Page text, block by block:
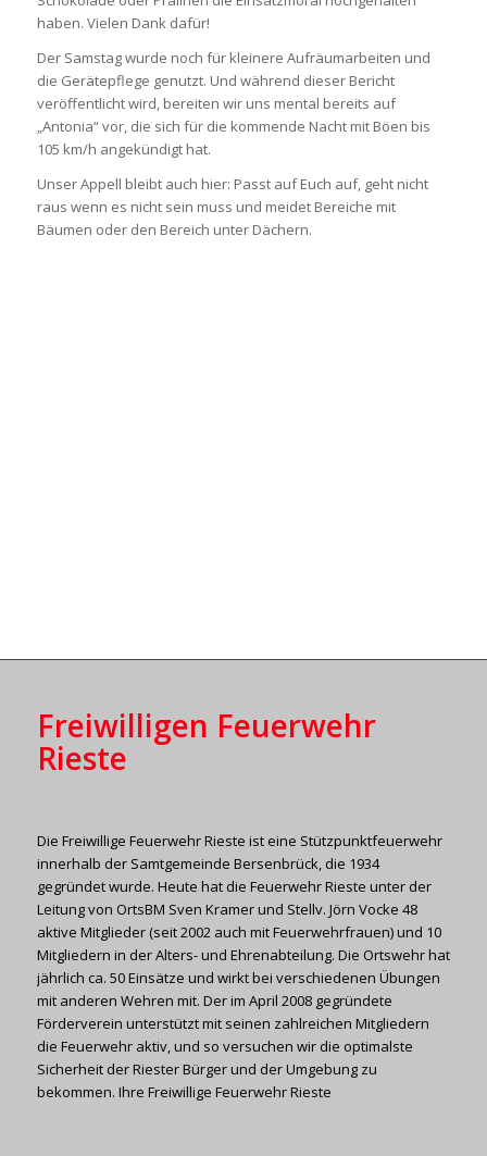
haben. Vielen Dank dafür!
Der Samstag wurde noch für kleinere Aufräumarbeiten und
die Gerätepflege genutzt. Und während dieser Bericht
veröffentlicht wird, bereiten wir uns mental bereits auf
„Antonia“ vor, die sich für die kommende Nacht mit Böen bis
105 km/h angekündigt hat.
Unser Appell bleibt auch hier: Passt auf Euch auf, geht nicht
raus wenn es nicht sein muss und meidet Bereiche mit
Bäumen oder den Bereich unter Dächern.
Freiwilligen Feuerwehr
Rieste
Die Freiwillige Feuerwehr Rieste ist eine Stützpunktfeuerwehr
innerhalb der Samtgemeinde Bersenbrück, die 1934
gegründet wurde. Heute hat die Feuerwehr Rieste unter der
Leitung von OrtsBM Sven Kramer und Stellv. Jörn Vocke 48
aktive Mitglieder (seit 2002 auch mit Feuerwehrfrauen) und 10
Mitgliedern in der Alters- und Ehrenabteilung. Die Ortswehr hat
jährlich ca. 50 Einsätze und wirkt bei verschiedenen Übungen
mit anderen Wehren mit. Der im April 2008 gegründete
Förderverein unterstützt mit seinen zahlreichen Mitgliedern
die Feuerwehr aktiv, und so versuchen wir die optimalste
Sicherheit der Riester Bürger und der Umgebung zu
bekommen. Ihre Freiwillige Feuerwehr Rieste